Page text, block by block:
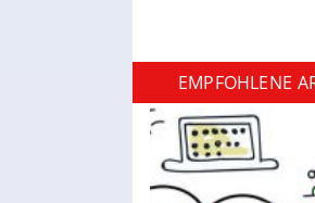
EMPFOHLENE